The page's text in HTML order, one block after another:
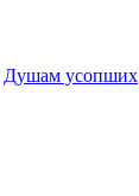
Душам усопших